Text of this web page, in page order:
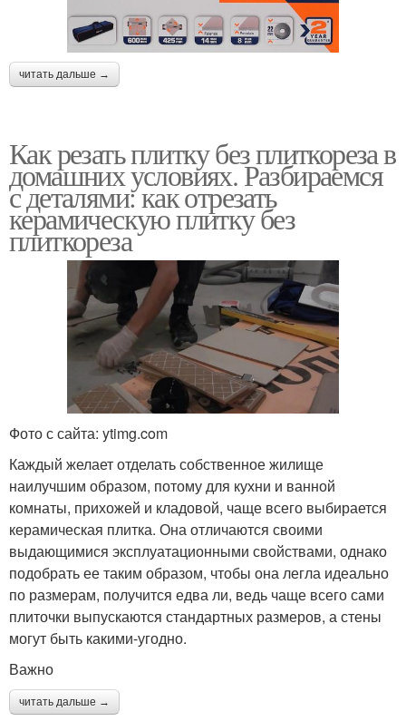
читать дальше →
Как резать плитку без плиткореза в
домашних условиях. Разбираемся
с деталями: как отрезать
керамическую плитку без
плиткореза
Фото с сайта: ytimg.com
Каждый желает отделать собственное жилище
наилучшим образом, потому для кухни и ванной
комнаты, прихожей и кладовой, чаще всего выбирается
керамическая плитка. Она отличаются своими
выдающимися эксплуатационными свойствами, однако
подобрать ее таким образом, чтобы она легла идеально
по размерам, получится едва ли, ведь чаще всего сами
плиточки выпускаются стандартных размеров, а стены
могут быть какими-угодно.
Важно
читать дальше →